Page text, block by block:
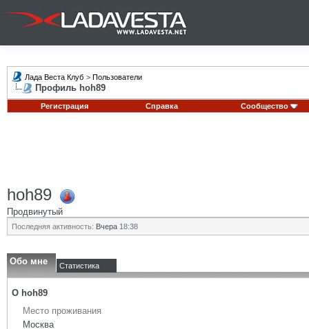
Лада Веста Клуб > Пользователи
Профиль hoh89
Регистрация Справка Сообщество
hoh89
Продвинутый
Последняя активность: Вчера 18:38
Обо мне Статистика
О hoh89
Место проживания
Москва